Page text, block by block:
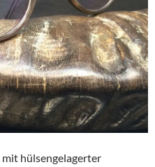
hülsengelagerter